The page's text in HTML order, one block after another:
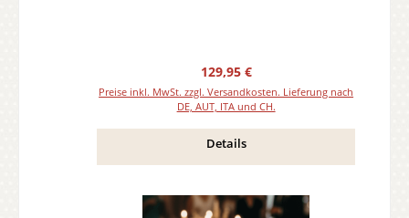
Regulärer Preis:
129,95 €
Preise inkl. MwSt. zzgl. Versandkosten. Lieferung nach
DE, AUT, ITA und CH.
Details